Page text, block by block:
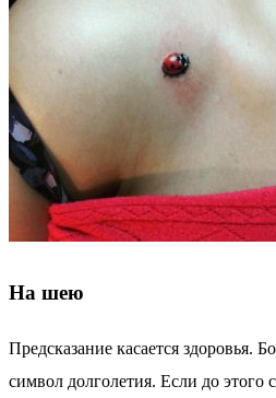
На шею
Предсказание касается здоровья.
символ долголетия. Если до этого